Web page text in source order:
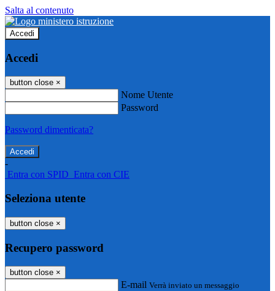
Salta al contenuto
Accedi
Accedi
button close ×
Nome Utente
Password
Password dimenticata?
-
Entra con SPID Entra con CIE
Seleziona utente
button close ×
Recupero password
button close ×
E-mail Verrà inviato un messaggio